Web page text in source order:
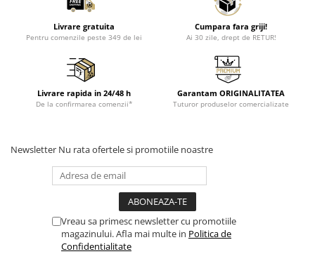
Livrare gratuita
Pentru comenzile peste 349 de lei
Cumpara fara griji!
Ai 30 zile, drept de RETUR!
Livrare rapida in 24/48 h
De la confirmarea comenzii*
Garantam ORIGINALITATEA
Tuturor produselor comercializate
Newsletter Nu rata ofertele si promotiile noastre
Vreau sa primesc newsletter cu promotiile
magazinului. Afla mai multe in Politica de
Confidentialitate